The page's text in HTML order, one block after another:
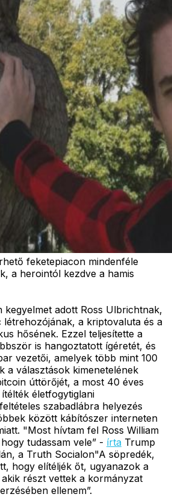
feketepiacon mindenféle
a herointól kezdve a hamis
kegyelmet adott Ross Ulbrichtnak,
létrehozójának, a kriptovaluta és a
hősének. Ezzel teljesítette a
is hangoztatott ígéretét, és
vezetői, amelyek több mint 100
a választások kimenetelének
úttörőjét, a most 40 éves
életfogytiglani
szabadlábra helyezés
között kábítószer interneten
"Most hívtam fel Ross William
tudassam vele” - írta Trump
a Truth Socialon"A söpredék,
hogy elítéljék őt, ugyanazok a
részt vettek a kormányzat
ellenem”.